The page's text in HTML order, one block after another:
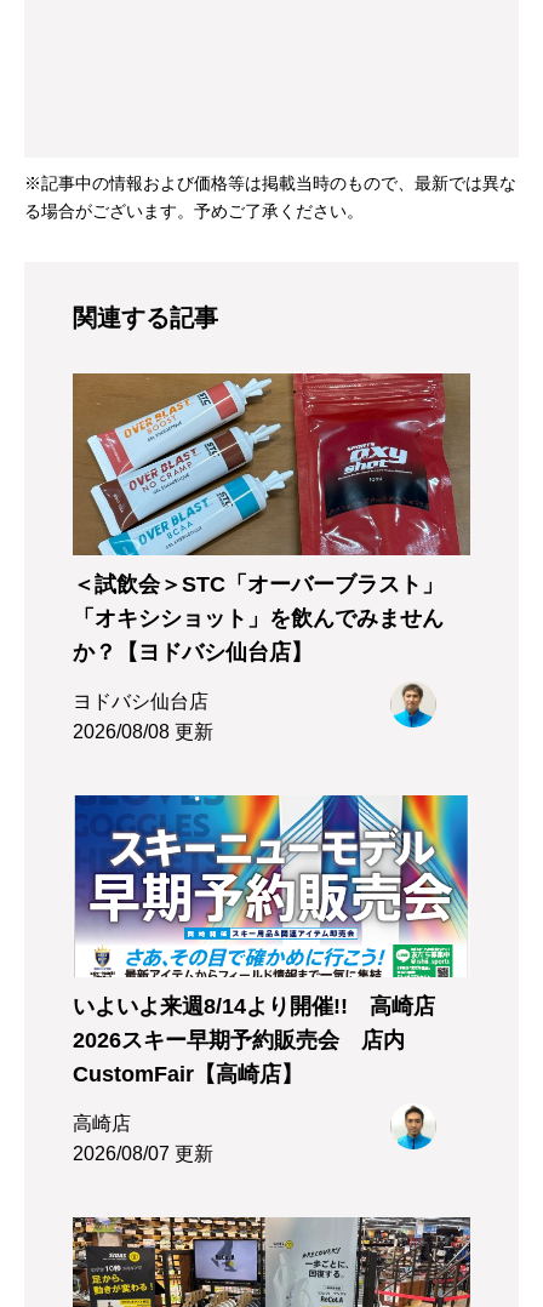
※記事中の情報および価格等は掲載当時のもので、最新では異な
る場合がございます。予めご了承ください。
関連する記事
＜試飲会＞STC「オーバーブラスト」
「オキシショット」を飲んでみません
か？【ヨドバシ仙台店】
ヨドバシ仙台店
2026/08/08 更新
いよいよ来週8/14より開催!! 高崎店
2026スキー早期予約販売会 店内
CustomFair【高崎店】
高崎店
2026/08/07 更新